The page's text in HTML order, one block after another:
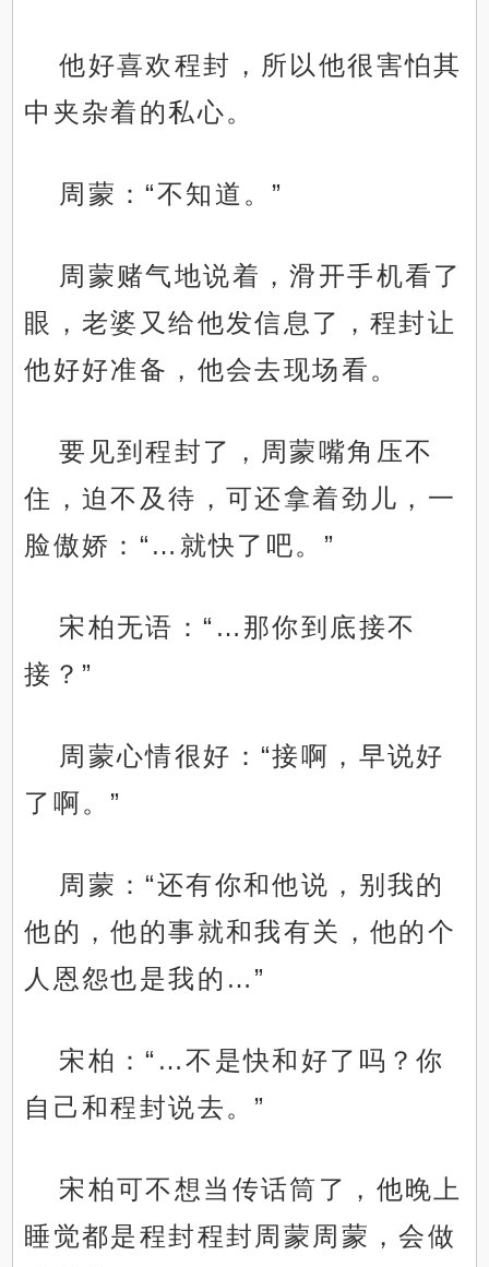
他好喜欢程封，所以他很害怕其
中夹杂着的私心。
周蒙：“不知道。”
周蒙赌气地说着，滑开手机看了
眼，老婆又给他发信息了，程封让
他好好准备，他会去现场看。
要见到程封了，周蒙嘴角压不
住，迫不及待，可还拿着劲儿，一
脸傲娇：“…就快了吧。”
宋柏无语：“…那你到底接不
接？”
周蒙心情很好：“接啊，早说好
了啊。”
周蒙：“还有你和他说，别我的
他的，他的事就和我有关，他的个
人恩怨也是我的…”
宋柏：“…不是快和好了吗？你
自己和程封说去。”
宋柏可不想当传话筒了，他晚上
睡觉都是程封程封周蒙周蒙，会做